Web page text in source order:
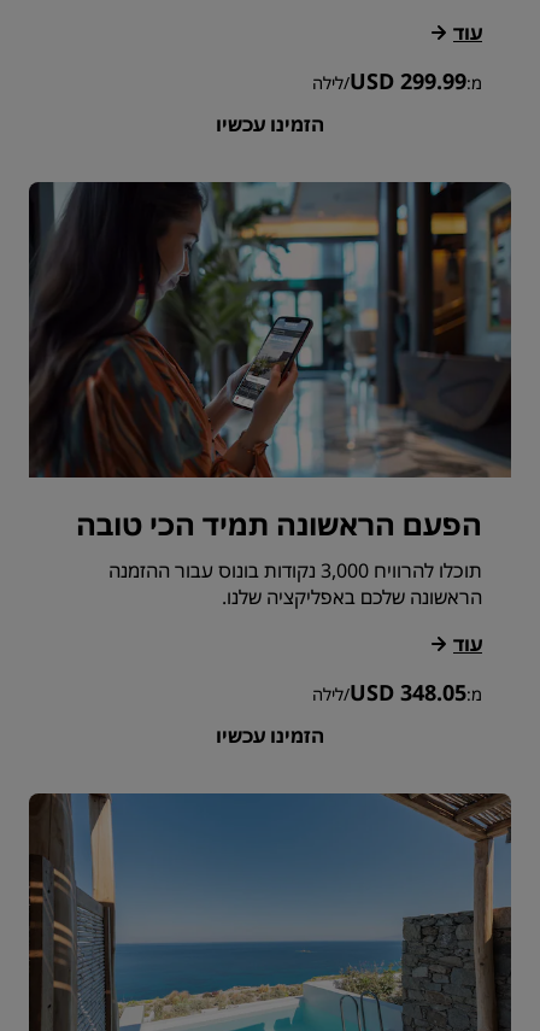
עוד
מ:USD 299.99
/לילה
הזמינו עכשיו
הפעם הראשונה תמיד הכי טובה
תוכלו להרוויח 3,000 נקודות בונוס עבור ההזמנה
הראשונה שלכם באפליקציה שלנו.
עוד
מ:USD 348.05
/לילה
הזמינו עכשיו